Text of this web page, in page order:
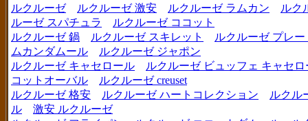
ルクルーゼ
ルクルーゼ 激安 ルクルーゼ ラムカン
ルク
ルーゼ スパチュラ
ルクルーゼ ココット
ルクルーゼ 鍋
ルクルーゼ スキレット
ルクルーゼ プレ
ムカンダムール
ルクルーゼ ジャポン
ルクルーゼ キャセロール
ルクルーゼ ビュッフェ キャセロ
コットオーバル
ルクルーゼ creuset
ルクルーゼ 格安
ルクルーゼ ハートコレクション
ルクル
ル
激安 ルクルーゼ